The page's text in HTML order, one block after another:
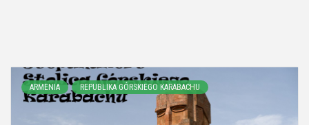
ARMENIA REPUBLIKA GÓRSKIEGO KARABACHU